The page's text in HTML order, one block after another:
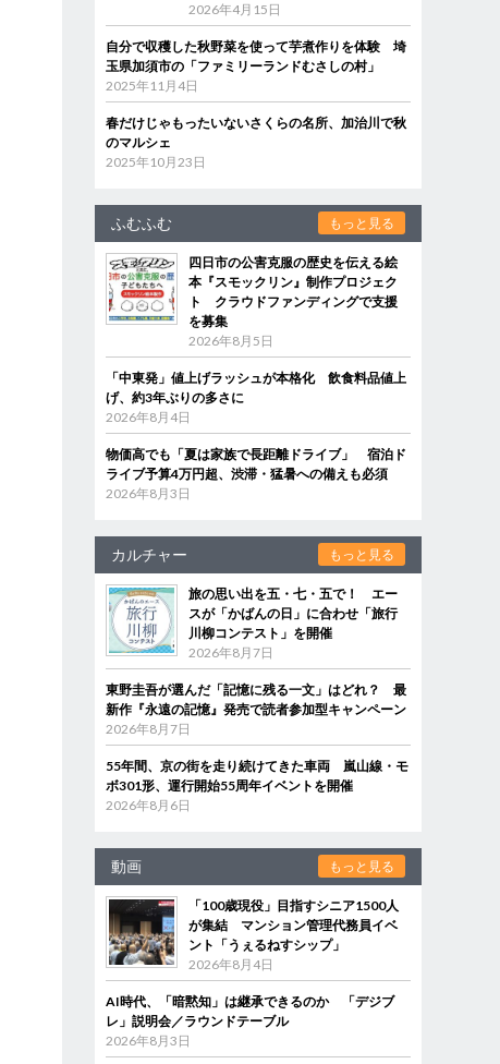
2026年4月15日
自分で収穫した秋野菜を使って芋煮作りを体験 埼
玉県加須市の「ファミリーランドむさしの村」
2025年11月4日
春だけじゃもったいないさくらの名所、加治川で秋
のマルシェ
2025年10月23日
ふむふむ もっと見る
四日市の公害克服の歴史を伝える絵
本『スモックリン』制作プロジェク
ト クラウドファンディングで支援
を募集
2026年8月5日
「中東発」値上げラッシュが本格化 飲食料品値上
げ、約3年ぶりの多さに
2026年8月4日
物価高でも「夏は家族で長距離ドライブ」 宿泊ド
ライブ予算4万円超、渋滞・猛暑への備えも必須
2026年8月3日
カルチャー もっと見る
旅の思い出を五・七・五で！ エー
スが「かばんの日」に合わせ「旅行
川柳コンテスト」を開催
2026年8月7日
東野圭吾が選んだ「記憶に残る一文」はどれ？ 最
新作『永遠の記憶』発売で読者参加型キャンペーン
2026年8月7日
55年間、京の街を走り続けてきた車両 嵐山線・モ
ボ301形、運行開始55周年イベントを開催
2026年8月6日
動画 もっと見る
「100歳現役」目指すシニア1500人
が集結 マンション管理代務員イベ
ント「うぇるねすシップ」
2026年8月4日
AI時代、「暗黙知」は継承できるのか 「デジブ
レ」説明会／ラウンドテーブル
2026年8月3日